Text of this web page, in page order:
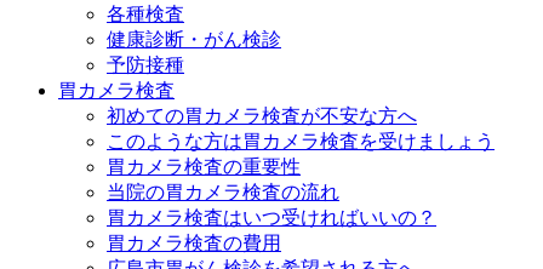
各種検査
健康診断・がん検診
予防接種
胃カメラ検査
初めての胃カメラ検査が不安な方へ
このような方は胃カメラ検査を受けましょう
胃カメラ検査の重要性
当院の胃カメラ検査の流れ
胃カメラ検査はいつ受ければいいの？
胃カメラ検査の費用